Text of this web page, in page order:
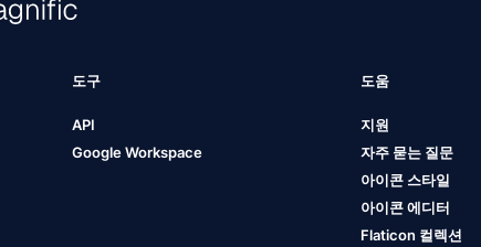
도구
API
Google Workspace
도움
지원
자주 묻는 질문
아이콘 스타일
아이콘 에디터
Flaticon 컬렉션